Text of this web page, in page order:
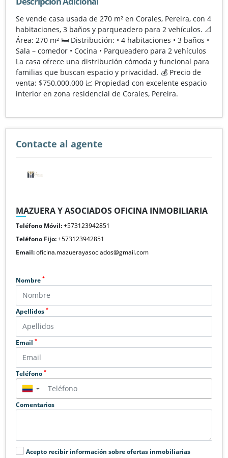
Se vende casa usada de 270 m² en Corales, Pereira, con 4
habitaciones, 3 baños y parqueadero para 2 vehículos. 📐
Área: 270 m² 🛏️ Distribución: • 4 habitaciones • 3 baños •
Sala – comedor • Cocina • Parqueadero para 2 vehículos
La casa ofrece una distribución cómoda y funcional para
familias que buscan espacio y privacidad. 💰 Precio de
venta: $750.000.000 📈 Propiedad con excelente espacio
interior en zona residencial de Corales, Pereira.
Contacte al agente
MAZUERA Y ASOCIADOS OFICINA INMOBILIARIA
Teléfono Móvil:+573123942851
Teléfono Fijo:+573123942851
Email:oficina.mazuerayasociados@gmail.com
Nombre *
Apellidos *
Email *
Teléfono *
▼
Comentarios
Acepto recibir información sobre ofertas inmobiliarias